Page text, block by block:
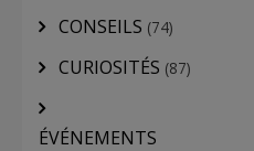
CONSEILS (74)
CURIOSITÉS (87)
ÉVÉNEMENTS